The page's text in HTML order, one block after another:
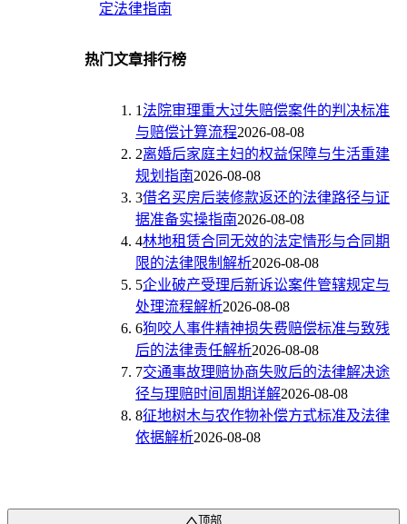
定法律指南
热门文章排行榜
1法院审理重大过失赔偿案件的判决标准
与赔偿计算流程2026-08-08
2离婚后家庭主妇的权益保障与生活重建
规划指南2026-08-08
3借名买房后装修款返还的法律路径与证
据准备实操指南2026-08-08
4林地租赁合同无效的法定情形与合同期
限的法律限制解析2026-08-08
5企业破产受理后新诉讼案件管辖规定与
处理流程解析2026-08-08
6狗咬人事件精神损失费赔偿标准与致残
后的法律责任解析2026-08-08
7交通事故理赔协商失败后的法律解决途
径与理赔时间周期详解2026-08-08
8征地树木与农作物补偿方式标准及法律
依据解析2026-08-08
顶部